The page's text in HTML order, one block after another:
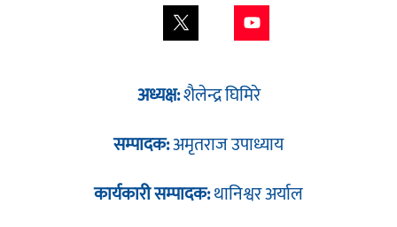
अध्यक्ष:शैलेन्द्र घिमिरे
सम्पादक:अमृतराज उपाध्याय
कार्यकारी सम्पादक:थानिश्वर अर्याल